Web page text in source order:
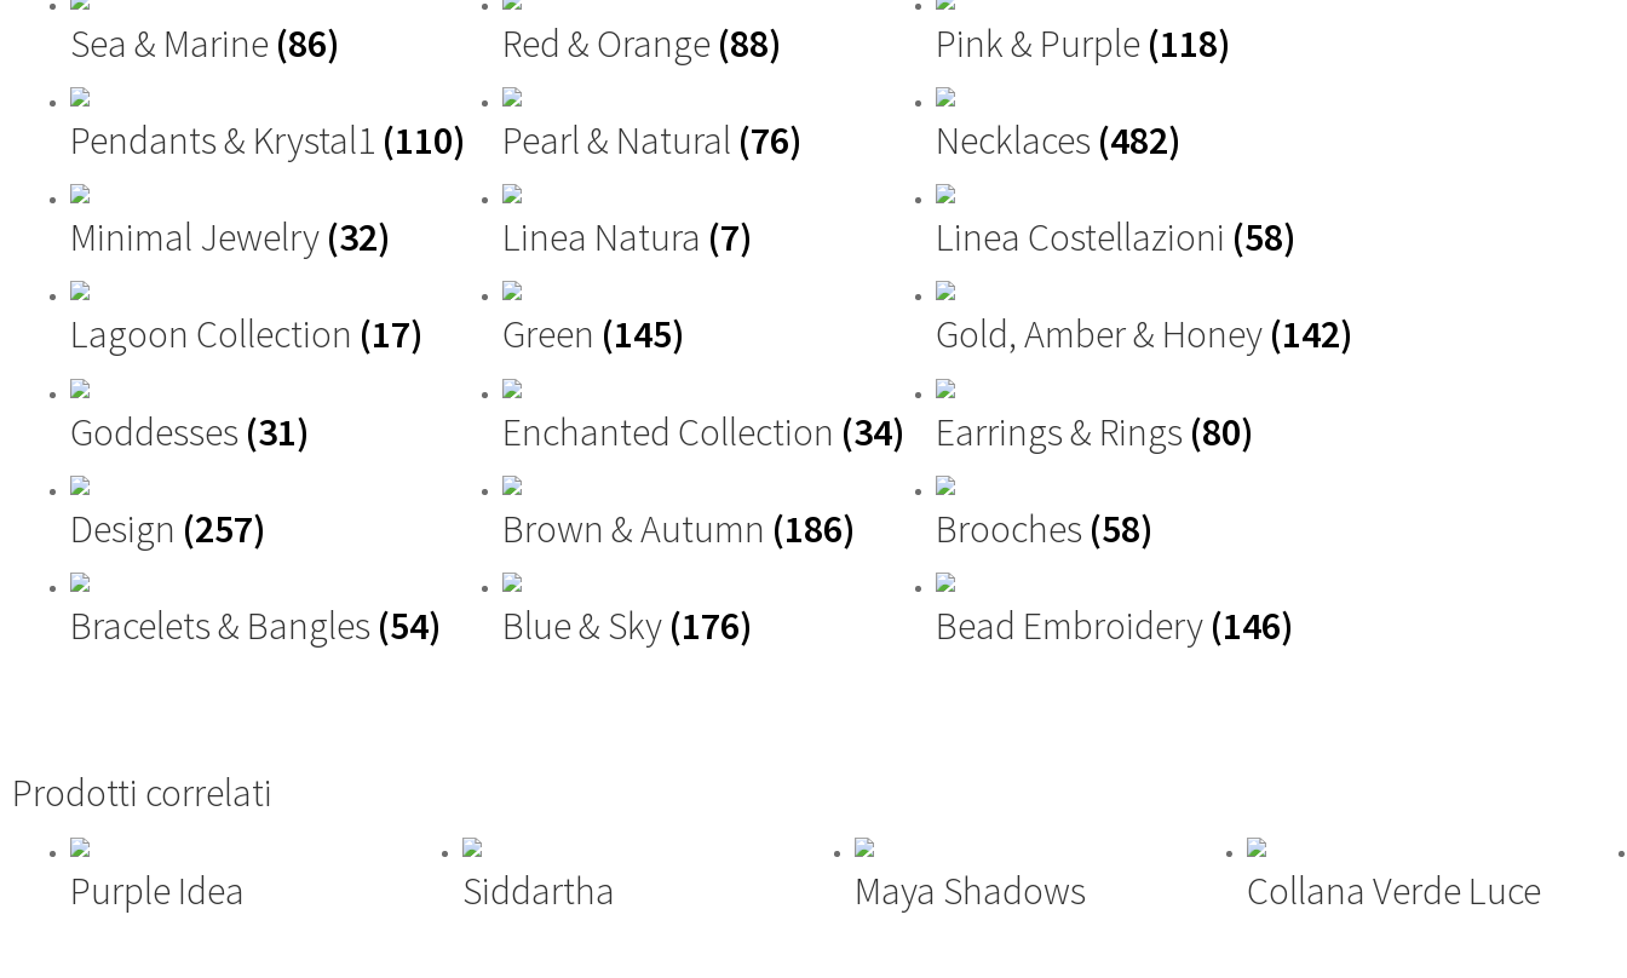
Sea & Marine (86) Red & Orange (88) Pink & Purple (118)
Pendants & Krystal1 (110) Pearl & Natural (76) Necklaces (482)
Minimal Jewelry (32) Linea Natura (7) Linea Costellazioni (58)
Lagoon Collection (17) Green (145) Gold, Amber & Honey (142)
Goddesses (31) Enchanted Collection (34) Earrings & Rings (80)
Design (257) Brown & Autumn (186) Brooches (58)
Bracelets & Bangles (54) Blue & Sky (176) Bead Embroidery (146)
Prodotti correlati
Purple Idea Siddartha Maya Shadows Collana Verde Luce